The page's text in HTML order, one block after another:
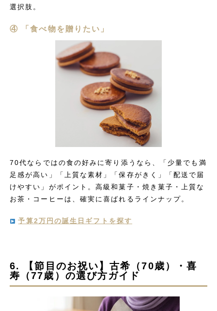
選択肢。
④ 「食べ物を贈りたい」
70代ならではの食の好みに寄り添うなら、「少量でも満
足感が高い」「上質な素材」「保存がきく」「配送で届
けやすい」がポイント。高級和菓子・焼き菓子・上質な
お茶・コーヒーは、確実に喜ばれるラインナップ。
予算2万円の誕生日ギフトを探す
6. 【節目のお祝い】古希（70歳）・喜
寿（77歳）の選び方ガイド